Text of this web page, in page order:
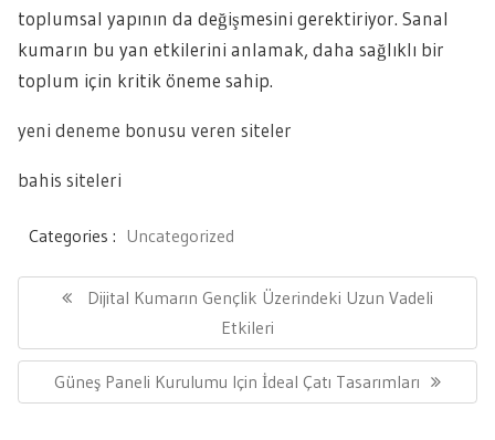
toplumsal yapının da değişmesini gerektiriyor. Sanal
kumarın bu yan etkilerini anlamak, daha sağlıklı bir
toplum için kritik öneme sahip.
yeni deneme bonusu veren siteler
bahis siteleri
Categories : Uncategorized
gezinmesiPrevious
Dijital Kumarın Gençlik Üzerindeki Uzun Vadeli
Etkileri
Next
Post:
Güneş Paneli Kurulumu Için İdeal Çatı Tasarımları